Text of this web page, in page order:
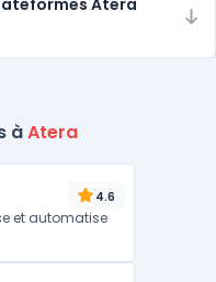
Atera
àAtera
4.6
et automatise